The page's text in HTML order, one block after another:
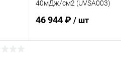
40мДж/см2 (UVSA003)
46 944 ₽ / шт